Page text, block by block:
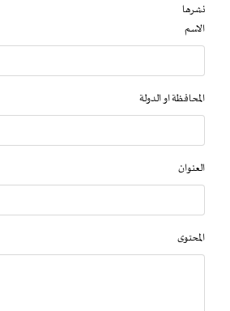
نشرها
الاسم
المحافظة او الدولة
العنوان
المحتوى